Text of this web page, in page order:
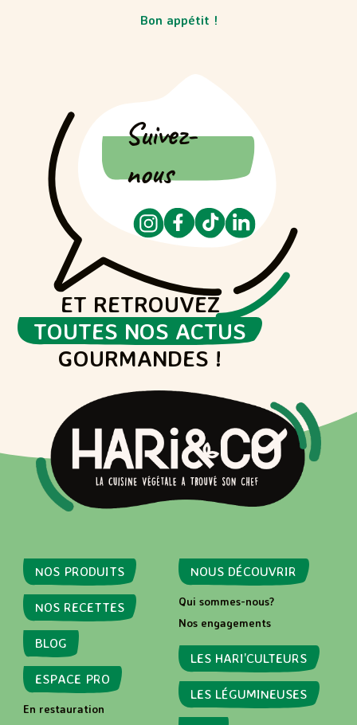
Bon appétit !
ET RETROUVEZ
TOUTES NOS ACTUS
GOURMANDES !
Suivez-
nous
NOS PRODUITS
NOS RECETTES
BLOG
ESPACE PRO
En restauration
NOUS DÉCOUVRIR
Qui sommes-nous?
Nos engagements
LES HARI’CULTEURS
LES LÉGUMINEUSES